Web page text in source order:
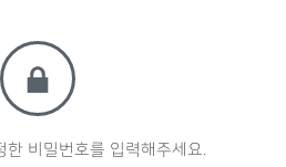
한 비밀번호를 입력해주세요.